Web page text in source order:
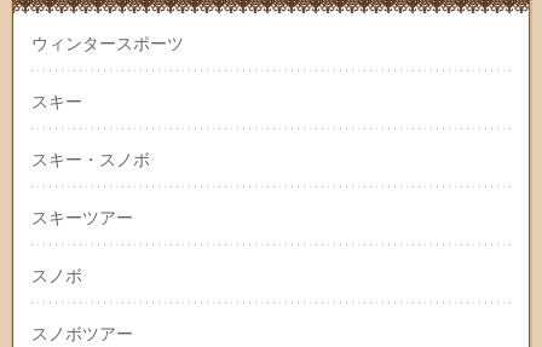
ウィンタースポーツ
スキー
スキー・スノボ
スキーツアー
スノボ
スノボツアー